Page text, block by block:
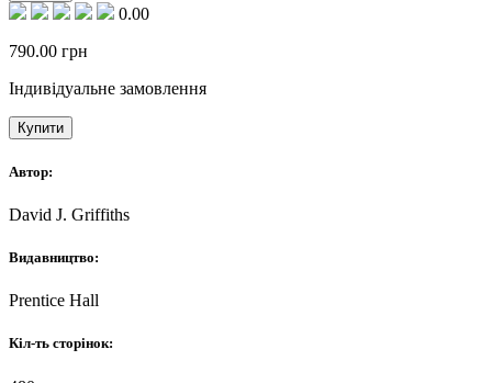
0.00
790.00 грн
Індивідуальне замовлення
Купити
Автор:
David J. Griffiths
Видавництво:
Prentice Hall
Кіл-ть сторінок: